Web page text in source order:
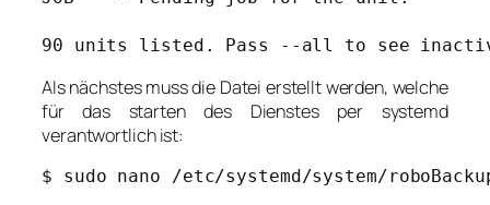
90 units listed. Pass --all to see
Als nächstes muss die Datei erstellt werden, welche
für das starten des Dienstes per systemd
verantwortlich ist:
$ sudo nano /etc/systemd/system/